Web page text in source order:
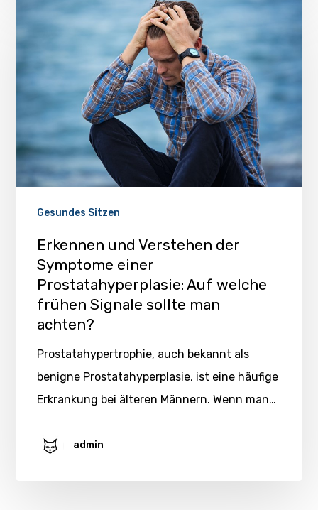
Gesundes Sitzen
Erkennen und Verstehen der
Symptome einer
Prostatahyperplasie: Auf welche
frühen Signale sollte man
achten?
Prostatahypertrophie, auch bekannt als
benigne Prostatahyperplasie, ist eine häufige
Erkrankung bei älteren Männern. Wenn man…
admin